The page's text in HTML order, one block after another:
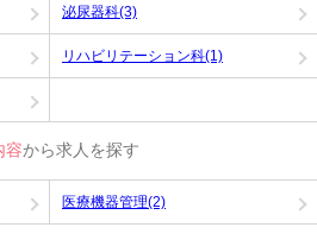
泌尿器科(3)
リハビリテーション科(1)
容から求人を探す
医療機器管理(2)